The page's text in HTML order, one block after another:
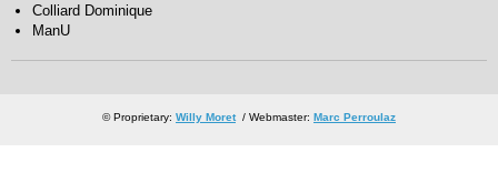
Colliard Dominique
ManU
© Proprietary: Willy Moret/ Webmaster: Marc Perroulaz